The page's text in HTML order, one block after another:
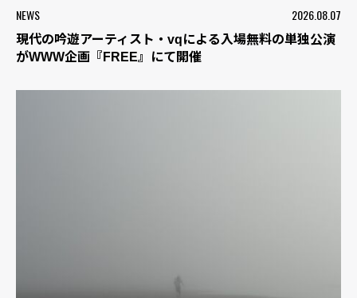
NEWS 2026.08.07
現代の吟遊アーティスト・vqによる入場無料の単独公演
がWWW企画『FREE』にて開催